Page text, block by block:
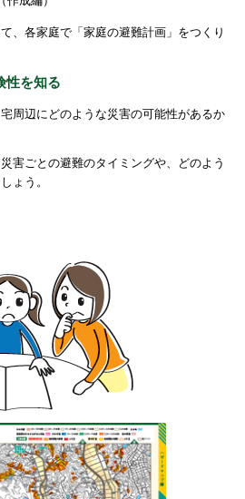
、各家庭で「 家庭の避難計画 」をつくり
を知る
周辺にどのような災害の可能性があるか
害ごとの避難のタイミングや、どのよう
ょう。